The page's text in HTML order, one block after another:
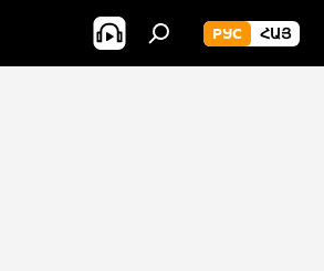
РУС ՀԱՅ